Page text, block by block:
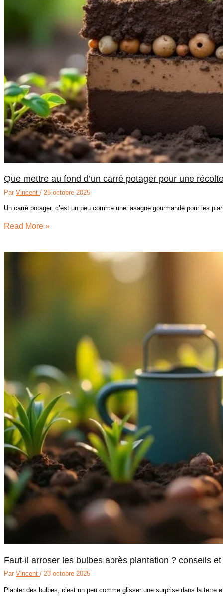
Que mettre au fond d’un carré potager pour une
Par Vincent / 25 octobre 2025
Un carré potager, c’est un peu comme une lasagne gourmande pour les
Read More »
Faut-il arroser les bulbes après plantation ? conseils
Par Vincent / 23 octobre 2025
Planter des bulbes, c’est un peu comme glisser une surprise dans la terre